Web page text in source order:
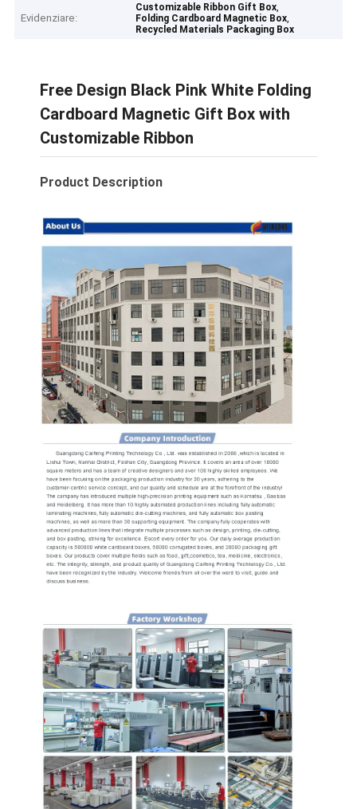
Casa.
Prodotti
Chi Siamo
Evidenziare:
Customizable Ribbon Gift Box,
Folding Cardboard Magnetic Box,
Recycled Materials Packaging Box
Free Design Black Pink White Folding
Cardboard Magnetic Gift Box with
Customizable Ribbon
Product Description